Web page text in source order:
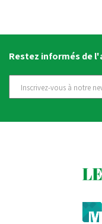
Restez informés de